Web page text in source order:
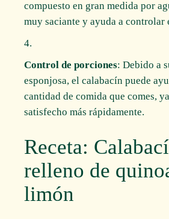
compuesto en gran medida por
muy saciante y ayuda a controlar
Control de porciones: Debido a
esponjosa, el calabacín puede
cantidad de comida que comes,
satisfecho más rápidamente.
Receta:
relleno de
limón